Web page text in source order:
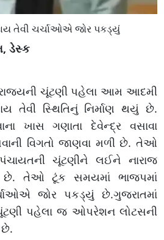
તેવી ચર્ચાઓએ જોર પકડ્યું
ડેસ્ક
ચૂંટણી પહેલા આમ આદમી
તેવી સ્થિતિનું નિર્માણ થયું છે.
ખાસ ગણાતા દેવેન્દ્ર વસાવા
વિગતો જાણવા મળી છે. તેઓ
ચૂંટણીને લઈને નારાજ
છે. તેઓ ટૂંક સમયમાં ભાજપમાં
જોર પકડ્યું છે.ગુજરાતમાં
પહેલા જ ઓપરેશન લોટસની